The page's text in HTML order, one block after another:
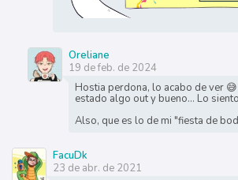
Oreliane
19 de feb. de 2024
Hostia perdona, lo acabo de ver
estado algo out y bueno... Lo
Also, que es lo de mi "fiesta de
FacuDk
23 de abr. de 2021